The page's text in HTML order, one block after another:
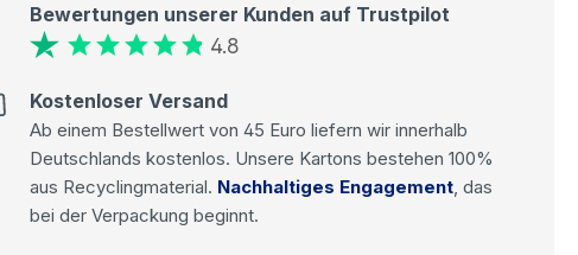
Bewertungen unserer Kunden auf Trustpilot
4.8
Kostenloser Versand
Ab einem Bestellwert von 45 Euro liefern wir innerhalb
Deutschlands kostenlos. Unsere Kartons bestehen 100%
aus Recyclingmaterial. Nachhaltiges Engagement, das
bei der Verpackung beginnt.